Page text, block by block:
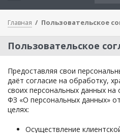
Главная Пользовательское
Пользовательское
Предоставляя свои
даёт согласие на обработку,
своих персональных данных
ФЗ «О персональных данных»
целях:
Осуществление